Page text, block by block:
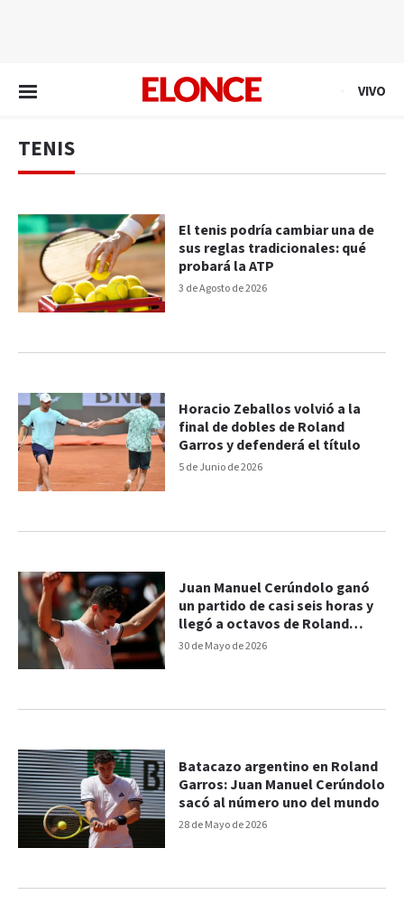
VIVO
TENIS
3 de Agosto de 2026
El tenis podría cambiar una de
sus reglas tradicionales: qué
probará la ATP
5 de Junio de 2026
Horacio Zeballos volvió a la
final de dobles de Roland
Garros y defenderá el título
30 de Mayo de 2026
Juan Manuel Cerúndolo ganó
un partido de casi seis horas y
llegó a octavos de Roland
Garros
28 de Mayo de 2026
Batacazo argentino en Roland
Garros: Juan Manuel Cerúndolo
sacó al número uno del mundo